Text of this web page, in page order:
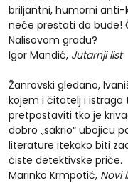
briljantni, humorni anti-
neće prestati da bude!
Nalisovom gradu?
Igor Mandić, Jutarnji list
Žanrovski gledano,
kojem i čitatelj i istraga
pretpostaviti tko je
dobro „sakrio“ ubojicu
literature itekako biti
čiste detektivske priče.
Marinko Krmpotić, Novi